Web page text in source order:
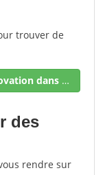
trouver de
Trouver de nouveaux chantiers rénovation dans votre secteur !
des
rendre sur